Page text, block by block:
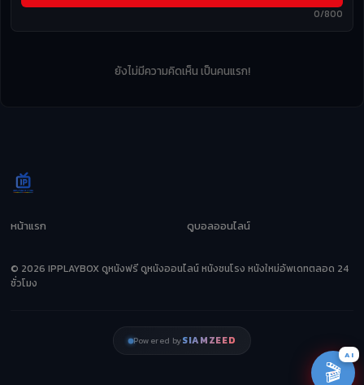
0/800
ยังไม่มีความคิดเห็น เป็นคนแรก!
หน้าแรก ดูบอลออนไลน์
© 2026 IPPLAYBOX ดูหนังฟรี ดูหนังออนไลน์ หนังชนโรง หนังใหม่อัพเดทตลอด 24
ชั่วโมง
Powered bySIAMZEED
🎬
AI